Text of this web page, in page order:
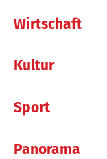
Wirtschaft
Kultur
Sport
Panorama